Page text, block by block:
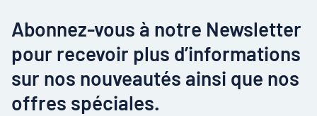
Abonnez-vous à notre Newsletter
pour recevoir plus d’informations
sur nos nouveautés ainsi que nos
offres spéciales.